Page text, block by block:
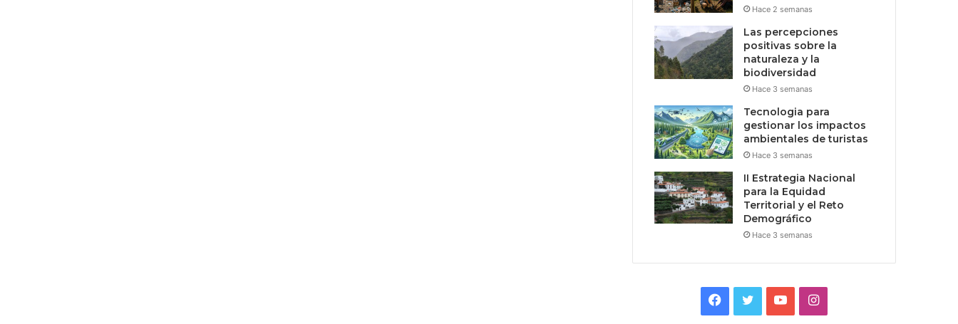
Hace 2 semanas
Las percepciones
positivas sobre la
naturaleza y la
biodiversidad
Hace 3 semanas
Tecnologia para
gestionar los impactos
ambientales de turistas
Hace 3 semanas
II Estrategia Nacional
para la Equidad
Territorial y el Reto
Demográfico
Hace 3 semanas
Facebook
TwitterYouTubeInstagram